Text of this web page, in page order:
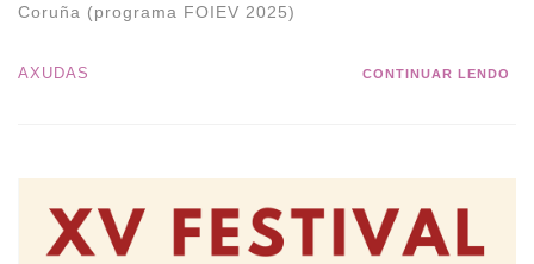
Coruña (programa FOIEV 2025)
AXUDAS CONTINUAR LENDO